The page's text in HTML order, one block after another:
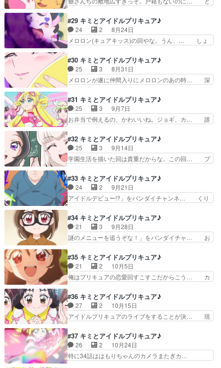
っと重要要素を流してどうするｗ… ・ザックリン
展開か？タナカーンの編集が… 今回はラブレター
型クラヤミンダーのデザイ… キュアチューブはじ
めました!(制作:東映…
もここリピート無しで全コマ個別に書き… 祖父の
家を訪ね亡き祖母を思い出すうたを見… 今回はき
ゅーちゃんとお婆ちゃんとの思い出… お盆回と思
わせてのツダ犬回。こうやって地… きゅーちゃん
夏休み定番な帰省回。うたち… 今回はスリッパ型
クラヤミンダーのデザイン… ツダケンvs諏訪部順
一、つまり今回は閃光…
#29 キミとアイドルプリキュア♪
24 2
8月24日
メロロン(キュアキッス)の回やな。うん、… しょ
ということを受け入れることが出来ず… ハートキ
ラリロックここで遂にか今までどう… メロロンに
友達ではないと告げられるうた達… さすがに製作
側もこのままではまずいと思っ… メロロンはプリ
メロロン気にかけてたけど… キッス・イン・ザ・
ダーク。遂に来たメロロ… ショボッボボンボンま
さかの？語呂悪いと思…
#30 キミとアイドルプリキュア♪
25 3
8月31日
メロロンが遂に仲間入りにメロロンのあの時… 深
ッキラン・フォー・ユー！」をバンダイ… 闇のカ
プセルに封じ込まれたメロロン。心の… 闇から来
たメロロンはそもそもキラキランド… 語られるメ
ロロンの真実。シリーズに多い追… キラッキラ
ン・フォー・ユー！ガチガチガチ… 今期のキモと
なるエピソードだと思う。メロ… メロロンやっと
言えたじゃねぇかｗそれにし…
#31 キミとアイドルプリキュア♪
25 3
9月7日
お弁当で例えるの、かわいいね。ジョギ、カ… 誰
AmazonPrimeにて同時視聴します… ・久しぶり
のカイト(佐久間大介)！師匠ポ… まぁそりゃセン
ターはアイドルでしょだって… ザクななが想定の
３倍供給されて大喜びでし… ソウルジ…じゃない
面白キッスの精の能… 五人になってアイドルプリ
キュアのセンター… アイドルプリキュアのセンタ
ー！？メロロン…
#32 キミとアイドルプリキュア♪
25 3
9月14日
学園生活を描いた回は貴重だからな。この回… プ
告編から抜粋したこの二人も咲良うたち… プリル
ンとメロロン人間態のキラキラ感凄い… 学園生活
に憧れるメロロンがプリルンと共に… プリメロ登
校回、ツッコミ不在でどんどん進… 今日は遅まき
メロロンさん遂に学園生活ス… メロついて寝込む
覚悟で拝見させていただき… 2人が学校通えるよ
うになって嬉しいわ今ま…
#33 キミとアイドルプリキュア♪
24 2
9月21日
アイドルデビュー!?」をバンダイチャンネ… くり
くきりゅうたさんが主役の回危うくキ… 再会した
くりきゅうたのアイドルプリキュア… アイドルデ
ビュー！？がっつり、くりきゅう… まさかのくり
きゅうた回1話に出た時はまさ… 結構いい話だっ
る5秒前。くり… いや、三度（みたび）。足ケガ
してんならア… くりきゅうたって三段目なのか。
力士養成員…
#34 キミとアイドルプリキュア♪
21 3
9月28日
謎のメニューを追うぞな！」をバンダイチャ… お
ューの謎を解く手がかりを探してる最中… おはよ
うございますでさ～。色々と準備しな… 黒く塗り
つぶされた謎のメニューの正体を追… 謎のメニュ
ーを追うぞな！なんでやねんキュ… はもりんメー
う話もいいよねというかメニ… 全国147億9千万
人が待ち待ったはもりち… お笑い芸バトルシーン
が衝撃の面白さでした…
#35 キミとアイドルプリキュア♪
21 2
10月5日
俺はプリキュアの恋愛回すこすこだからこう… カ
プリは突然のデート回ということで、関… 身バレ
してる衆人環視の状況で女子を遊園地… 「遊園地
デートはとつぜんに！？観ながら仕… アイドル同
士の遊園地デート。一歩間違えた… カイトと遊園
は突然に。所謂ひとつのカイ… デート回、カイト
さんと2人っきりになって… うたちゃんの反応が
とっても可愛かったぁ～…
#36 キミとアイドルプリキュア♪
27 2
10月15日
アイドルプリキュアのライブをすることが決… 現
ルンの思いつきからパシフィコ横浜での… 今回バ
トル無しかなと一瞬思ったけどさすが… 単独ライ
ブを敢行するプリ！ライブ本番が最… リアルライ
ブとシンクロしたいい話でしたラ… けってい!キ
#37 キミとアイドルプリキュア♪
26 2
10月24日
特に34話ははもりちゃんのカメラまたぎカ…